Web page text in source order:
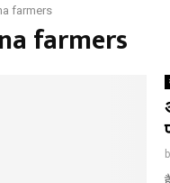
farmers
farmers